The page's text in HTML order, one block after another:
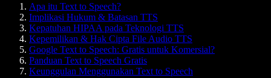
Apa itu Text to Speech?
Implikasi Hukum & Batasan TTS
Kepatuhan HIPAA pada Teknologi TTS
Kepemilikan & Hak Cipta File Audio TTS
Google Text to Speech: Gratis untuk Komersial?
Panduan Text to Speech Gratis
Keunggulan Menggunakan Text to Speech